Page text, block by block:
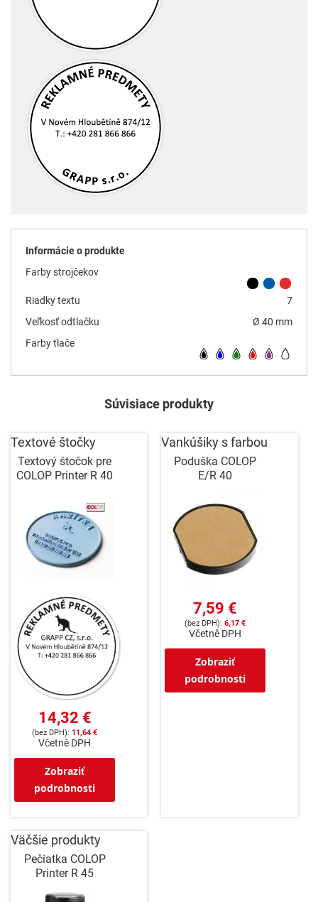
Informácie o produkte
Farby strojčekov
Riadky textu
7
Veľkosť odtlačku
Ø 40 mm
Farby tlače
Súvisiace produkty
Textové štočky
Textový štočok pre
COLOP Printer R 40
14,32 €
11,64 €
Včetně DPH
Zobraziť
podrobnosti
Vankúšiky s farbou
Poduška COLOP
E/R 40
7,59 €
6,17 €
Včetně DPH
Zobraziť
podrobnosti
Väčšie produkty
Pečiatka COLOP
Printer R 45